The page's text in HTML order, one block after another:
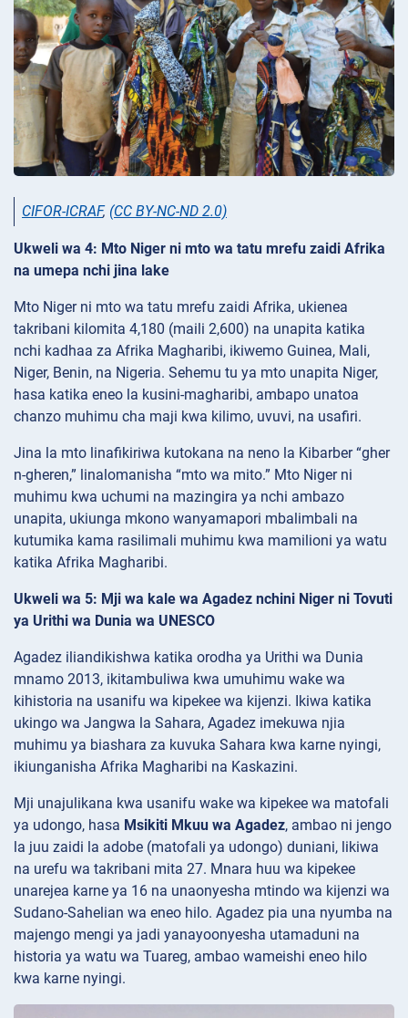
CIFOR-ICRAF, (CC BY-NC-ND 2.0)
Ukweli wa 4: Mto Niger ni mto wa tatu mrefu zaidi Afrika
na umepa nchi jina lake
Mto Niger ni mto wa tatu mrefu zaidi Afrika, ukienea
takribani kilomita 4,180 (maili 2,600) na unapita katika
nchi kadhaa za Afrika Magharibi, ikiwemo Guinea, Mali,
Niger, Benin, na Nigeria. Sehemu tu ya mto unapita Niger,
hasa katika eneo la kusini-magharibi, ambapo unatoa
chanzo muhimu cha maji kwa kilimo, uvuvi, na usafiri.
Jina la mto linafikiriwa kutokana na neno la Kibarber “gher
n-gheren,” linalomanisha “mto wa mito.” Mto Niger ni
muhimu kwa uchumi na mazingira ya nchi ambazo
unapita, ukiunga mkono wanyamapori mbalimbali na
kutumika kama rasilimali muhimu kwa mamilioni ya watu
katika Afrika Magharibi.
Ukweli wa 5: Mji wa kale wa Agadez nchini Niger ni Tovuti
ya Urithi wa Dunia wa UNESCO
Agadez iliandikishwa katika orodha ya Urithi wa Dunia
mnamo 2013, ikitambuliwa kwa umuhimu wake wa
kihistoria na usanifu wa kipekee wa kijenzi. Ikiwa katika
ukingo wa Jangwa la Sahara, Agadez imekuwa njia
muhimu ya biashara za kuvuka Sahara kwa karne nyingi,
ikiunganisha Afrika Magharibi na Kaskazini.
Mji unajulikana kwa usanifu wake wa kipekee wa matofali
ya udongo, hasa Msikiti Mkuu wa Agadez, ambao ni jengo
la juu zaidi la adobe (matofali ya udongo) duniani, likiwa
na urefu wa takribani mita 27. Mnara huu wa kipekee
unarejea karne ya 16 na unaonyesha mtindo wa kijenzi wa
Sudano-Sahelian wa eneo hilo. Agadez pia una nyumba na
majengo mengi ya jadi yanayoonyesha utamaduni na
historia ya watu wa Tuareg, ambao wameishi eneo hilo
kwa karne nyingi.